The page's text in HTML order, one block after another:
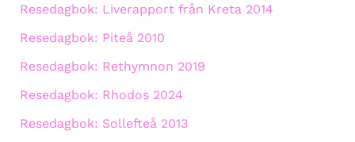
Resedagbok: Liverapport från Kreta 2014
Resedagbok: Piteå 2010
Resedagbok: Rethymnon 2019
Resedagbok: Rhodos 2024
Resedagbok: Sollefteå 2013